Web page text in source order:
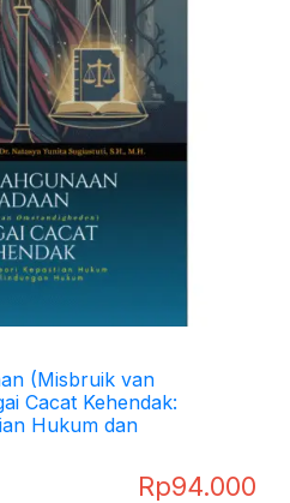
(Misbruik van
Cacat Kehendak:
Hukum dan
Rp94.000